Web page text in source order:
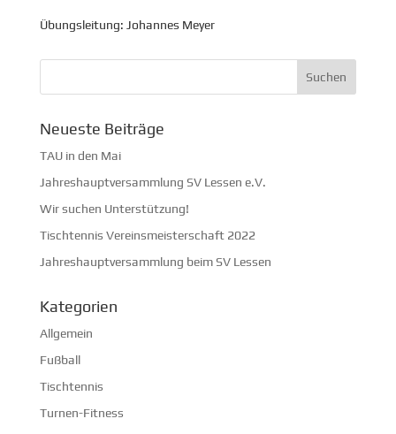
Übungsleitung: Johannes Meyer
Neueste Beiträge
TAU in den Mai
Jahreshauptversammlung SV Lessen e.V.
Wir suchen Unterstützung!
Tischtennis Vereinsmeisterschaft 2022
Jahreshauptversammlung beim SV Lessen
Kategorien
Allgemein
Fußball
Tischtennis
Turnen-Fitness